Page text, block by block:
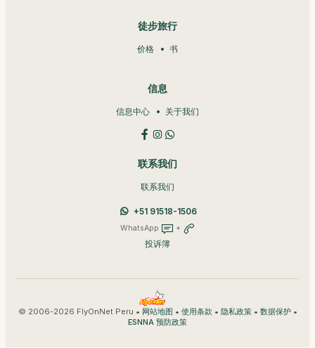
徒步旅行
价格 书
信息
信息中心 关于我们
联系我们
联系我们
+51 91518-1506
WhatsApp +
投诉簿
© 2006-2026 FlyOnNet Peru • 网站地图 • 使用条款 • 隐私政策• 数据保护•
ESNNA 预防政策